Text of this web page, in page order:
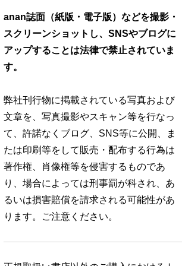
anan誌面（紙版・電子版）などを撮影・
スクリーンショットし、SNSやブログに
アップすることは法律で禁止されていま
す。
弊社刊行物に掲載されている写真および
文章を、写真撮影やスキャン等を行なっ
て、許諾なくブログ、SNS等に公開、ま
たは印刷等をして販売・配布する行為は
著作権、肖像権等を侵害するものであ
り、場合によっては刑事罰が科され、あ
るいは損害賠償を請求される可能性があ
ります。ご注意ください。